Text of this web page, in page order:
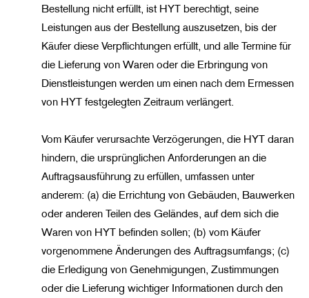
Bestellung nicht erfüllt, ist HYT berechtigt, seine
Leistungen aus der Bestellung auszusetzen, bis der
Käufer diese Verpflichtungen erfüllt, und alle Termine für
die Lieferung von Waren oder die Erbringung von
Dienstleistungen werden um einen nach dem Ermessen
von HYT festgelegten Zeitraum verlängert.
Vom Käufer verursachte Verzögerungen, die HYT daran
hindern, die ursprünglichen Anforderungen an die
Auftragsausführung zu erfüllen, umfassen unter
anderem: (a) die Errichtung von Gebäuden, Bauwerken
oder anderen Teilen des Geländes, auf dem sich die
Waren von HYT befinden sollen; (b) vom Käufer
vorgenommene Änderungen des Auftragsumfangs; (c)
die Erledigung von Genehmigungen, Zustimmungen
oder die Lieferung wichtiger Informationen durch den